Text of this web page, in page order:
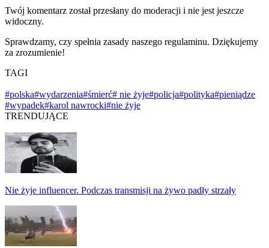
Twój komentarz został przesłany do moderacji i nie jest jeszcze
widoczny.
Sprawdzamy, czy spełnia zasady naszego regulaminu. Dziękujemy
za zrozumienie!
TAGI
#polska#wydarzenia#śmierć# nie żyje#policja#polityka#pieniądze
#wypadek#karol nawrocki#nie żyje
TRENDUJĄCE
Nie żyje influencer. Podczas transmisji na żywo padły strzały